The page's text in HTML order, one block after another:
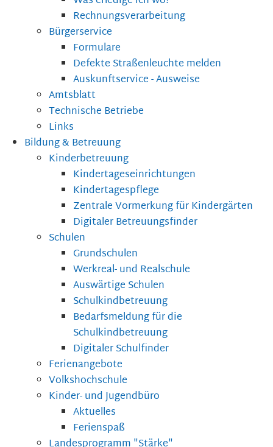
Rechnungsverarbeitung
Bürgerservice
Formulare
Defekte Straßenleuchte melden
Auskunftservice - Ausweise
Amtsblatt
Technische Betriebe
Links
Bildung & Betreuung
Kinderbetreuung
Kindertageseinrichtungen
Kindertagespflege
Zentrale Vormerkung für Kindergärten
Digitaler Betreuungsfinder
Schulen
Grundschulen
Werkreal- und Realschule
Auswärtige Schulen
Schulkindbetreuung
Bedarfsmeldung für die
Schulkindbetreuung
Digitaler Schulfinder
Ferienangebote
Volkshochschule
Kinder- und Jugendbüro
Aktuelles
Ferienspaß